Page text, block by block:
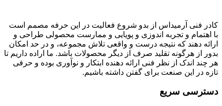
کادر فنی آرمیداس از بدو شروع فعالیت در این حرفه مصمم است
با اهتمام و تجربه اندوزی و پویایی و ممارست محصولی طراحی و
ارائه دهند که نتیجه درست و واقعی تلاش مجموعه، و در حد امکان
بدور از هرگونه تقلید صرف از دیگر محصولات باشد. ما اراده داریم تا
هر چند اندک از نظر فنی ارائه دهنده ابتکار و نوآوری بوده و حرفی
تازه در این صنعت برای گفتن داشته باشیم.
دسترسی سریع